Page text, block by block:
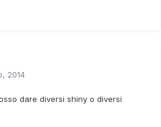
2014
dare diversi shiny o diversi